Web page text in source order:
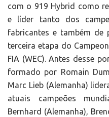
com o 919 Hybrid como
e líder tanto dos
fabricantes e também de
terceira etapa do
FIA (WEC). Antes desse
formado por Romain
Marc Lieb (Alemanha)
atuais campeões
Bernhard (Alemanha),